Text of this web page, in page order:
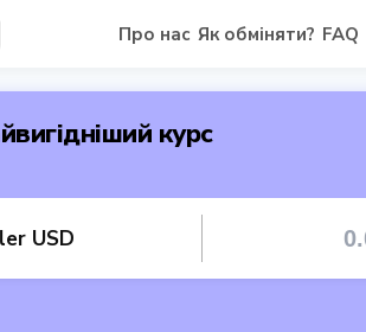
Про нас Як обміняти? FAQ
курс
USD